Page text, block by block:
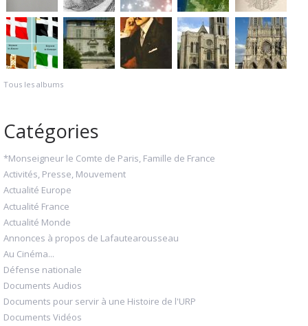
Tous les albums
Catégories
*Monseigneur le Comte de Paris, Famille de France
Activités, Presse, Mouvement
Actualité Europe
Actualité France
Actualité Monde
Annonces à propos de Lafautearousseau
Au Cinéma...
Défense nationale
Documents Audios
Documents pour servir à une Histoire de l'URP
Documents Vidéos